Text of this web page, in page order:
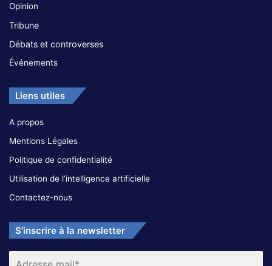
Opinion
Tribune
Débats et controverses
Événements
Liens utiles
A propos
Mentions Légales
Politique de confidentialité
Utilisation de l’intelligence artificielle
Contactez-nous
S’inscrire à la newsletter